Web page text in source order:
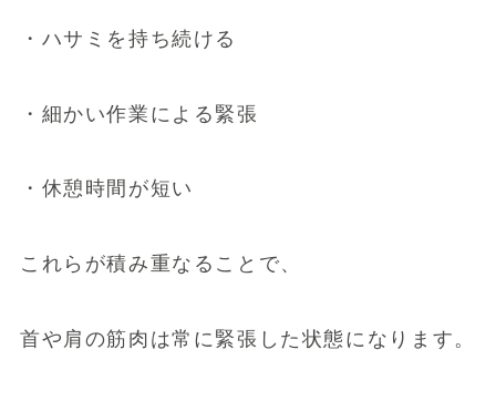
・ハサミを持ち続ける
・細かい作業による緊張
・休憩時間が短い
これらが積み重なることで、
首や肩の筋肉は常に緊張した状態になります。